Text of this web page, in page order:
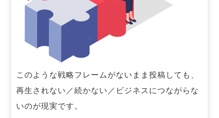
このような戦略フレームがないまま投稿しても、
再生されない／続かない／ビジネスにつながらな
いのが現実です。